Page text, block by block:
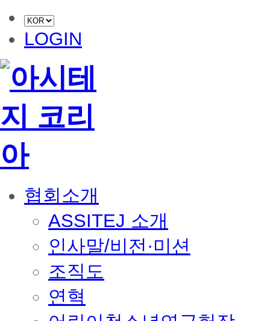
LOGIN
협회소개
ASSITEJ 소개
인사말/비전·미션
조직도
연혁